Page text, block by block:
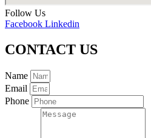
Follow Us
Facebook Linkedin
CONTACT US
Name
Email
Phone